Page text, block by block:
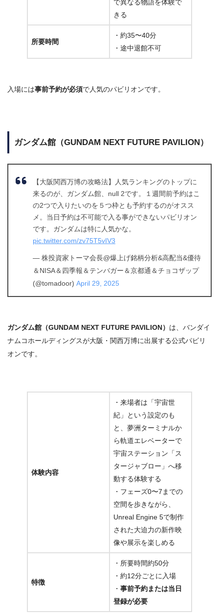
で異なる物語を体験で
きる
所要時間
・約35〜40分
・途中退館不可
入場には事前予約が必須で人気のパビリオンです。
ガンダム館（GUNDAM NEXT FUTURE PAVILION）
【大阪関西万博の攻略法】人気ランキングのトップに
来るのが、ガンダム館、null 2です。１週間前予約はこ
の2つで入りたいのを５つ枠とも予約するのがオスス
メ。当日予約は不可能で入る事ができないパビリオン
です。ガンダムは特に人気かな。
pic.twitter.com/zv75T5vIV3
— 株投資家トーマ会長@爆上げ銘柄分析&高配当&優待
＆NISA＆四季報＆テンバガー＆京都通＆チョコザップ
(@tomadoor) April 29, 2025
ガンダム館（GUNDAM NEXT FUTURE PAVILION） は、バンダイ
ナムコホールディングスが大阪・関西万博に出展する公式パビリ
オンです。
体験内容
・来場者は「宇宙世
紀」という設定のも
と、夢洲ターミナルか
ら軌道エレベーターで
宇宙ステーション「ス
タージャブロー」へ移
動する体験する
・フェーズ0〜7までの
空間を歩きながら、
Unreal Engine 5で制作
された大迫力の新作映
像や展示を楽しめる
特徴
・所要時間約50分
・約12分ごとに入場
・ 事前予約または当日
登録が必要